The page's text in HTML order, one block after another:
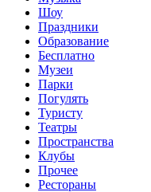
Шоу
Праздники
Образование
Бесплатно
Музеи
Парки
Погулять
Туристу
Театры
Пространства
Клубы
Прочее
Рестораны